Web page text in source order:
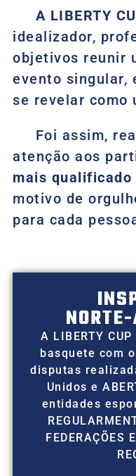
A LIBERTY
idealizador,
objetivos reunir
evento singular,
se revelar como
Foi assim,
atenção aos
mais qualificado
motivo de
para cada
A LIBERTY
basquete com
disputas
Unidos e
entidades
FEDERAÇÕES